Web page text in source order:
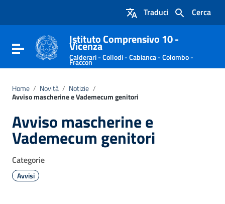
Vai al footer
Cerca
Traduci
Attiva / disattiva la navigazione
Istituto Comprensivo 10 -
Vicenza
Calderari - Collodi - Cabianca - Colombo -
Fraccon
Home / Novità / Notizie /
Avviso mascherine e Vademecum genitori
Avviso mascherine e
Vademecum genitori
Categorie
Avvisi